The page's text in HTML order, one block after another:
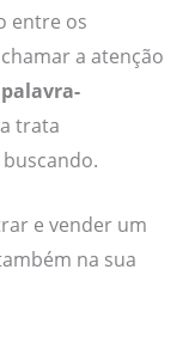
entre os
a atenção
palavra-
trata
e vender um
na sua